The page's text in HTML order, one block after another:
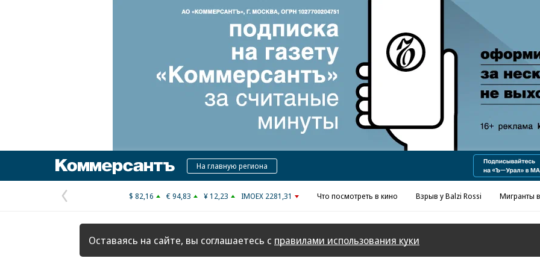
Реклама в «Ъ» www.kommersant.ru/ad
КоммерсантъНа главную региона
Предыдущая
страница
$ 82,16 € 94,83 ¥ 12,23 IMOEX 2281,31 Что посмотреть в кино Взрыв у Balzi Rossi Мигранты
Оставаясь на сайте, вы соглашаетесь с правилами использования куки